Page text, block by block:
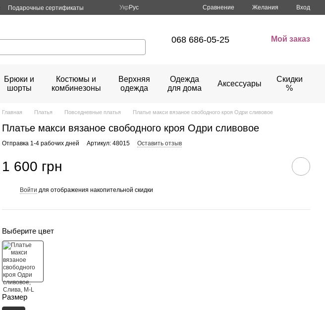
Подарочные сертификаты Укр Рус Сравнение Желания Вход
068 686-05-25 Мой заказ
Брюки и
шорты
Костюмы и
комбинезоны
Верхняя
одежда
Одежда
для дома
Аксессуары
Скидки
%
Главная Платья Повседневные платья Платье макси вязаное свободного кроя Одри сливовое
Платье макси вязаное свободного кроя Одри сливовое
Отправка 1-4 рабочих дней Артикул: 48015 Оставить отзыв
1 600 грн
Войти для отображения накопительной скидки
Выберите цвет
Размер